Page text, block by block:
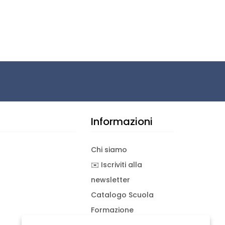
Informazioni
Chi siamo
✉️ Iscriviti alla
newsletter
Catalogo Scuola
Formazione